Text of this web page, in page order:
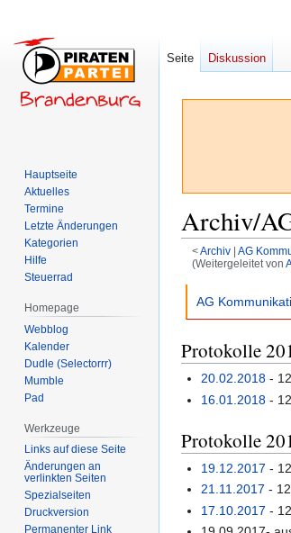
Archiv/
<Archiv‎ | AG
(Weitergeleitet von
AG
Protokolle
20.02.2018 -
16.01.2018 -
Protokolle
19.12.2017 -
21.11.2017 -
17.10.2017 -
Seite Diskussion
Hauptseite
Aktuelles
Termine
Letzte Änderungen
Kategorien
Hilfe
Steuerrad
Homepage
Webblog
Kalender
Dudle (Selectorrr)
Mumble
Pad
Werkzeuge
Links auf diese Seite
Änderungen an
verlinkten Seiten
Spezialseiten
Druckversion
Permanenter Link